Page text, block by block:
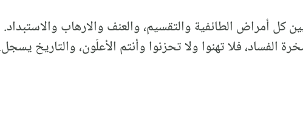
كل أمراض الطائفية والتقسيم، والعنف والارهاب والاستبداد.
الفساد، فلا تهنوا ولا تحزنوا وأنتم الأعلَون، والتاريخ